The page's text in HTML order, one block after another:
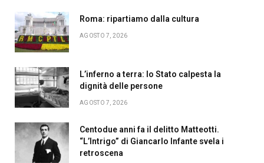
Roma: ripartiamo dalla cultura
AGOSTO 7, 2026
L’inferno a terra: lo Stato calpesta la
dignità delle persone
AGOSTO 7, 2026
Centodue anni fa il delitto Matteotti.
“L’Intrigo” di Giancarlo Infante svela i
retroscena